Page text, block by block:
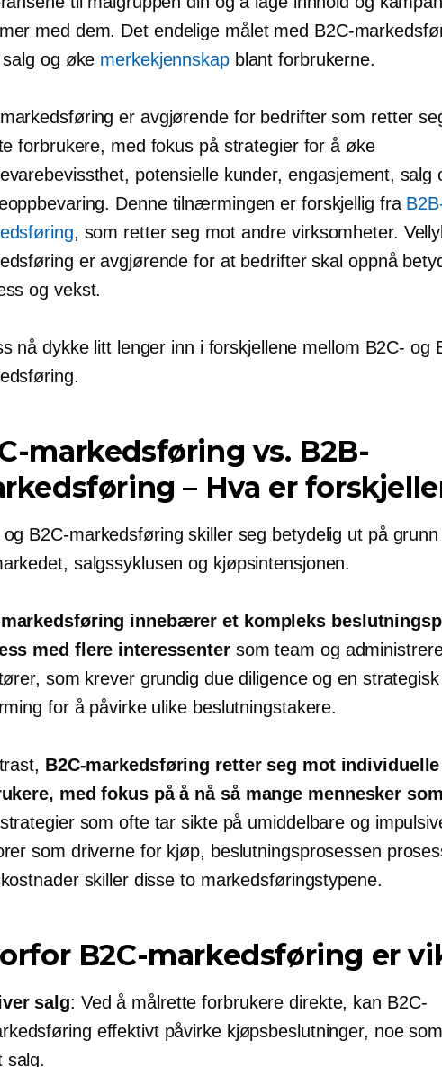
med dem. Det endelige målet med B2C-
og øke merkekjennskapblant forbrukerne.
er avgjørende for bedrifter som retter
forbrukere, med fokus på strategier for å øke
potensielle kunder, engasjement, salg
Denne tilnærmingen er forskjellig fra
, som retter seg mot andre virksomheter.
er avgjørende for at bedrifter skal oppnå
og vekst.
nå dykke litt lenger inn i forskjellene mellom B2C- og
markedsføring vs. B2B-
– Hva er
og B2C-markedsføring skiller seg betydelig ut på
salgssyklusen og kjøpsintensjonen.
innebærer et kompleks
med flere interessentersom team og
som krever grundig due diligence og en strategisk
for å påvirke ulike beslutningstakere.
B2C-markedsføring retter seg mot individuelle
med fokus på å nå så mange mennesker
som ofte tar sikte på umiddelbare og
som driverne for kjøp, beslutningsprosessen
skiller disse to markedsføringstypene.
B2C-markedsføring er
salg: Ved å målrette forbrukere direkte, kan B2C-
effektivt påvirke kjøpsbeslutninger, noe
salg.